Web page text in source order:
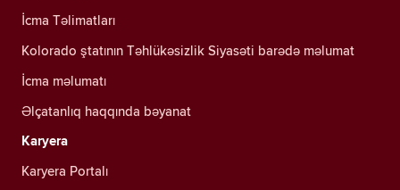
İcma Təlimatları
Kolorado ştatının Təhlükəsizlik Siyasəti barədə məlumat
İcma məlumatı
Əlçatanlıq haqqında bəyanat
Karyera
Karyera Portalı